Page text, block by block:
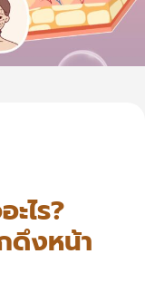
ไร?
ดึงหน้า